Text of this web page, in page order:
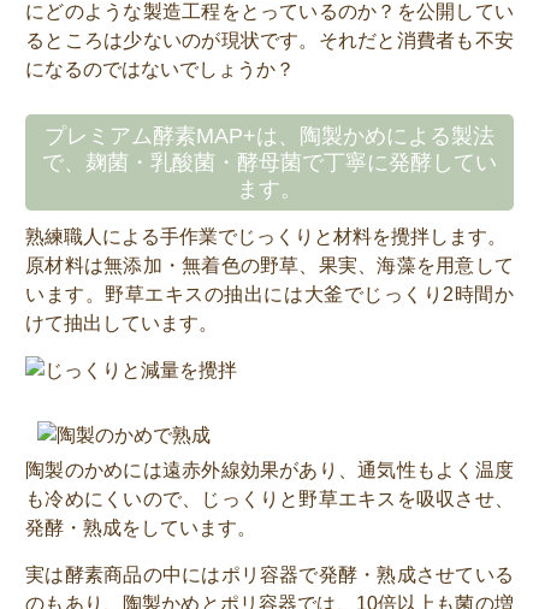
にどのような製造工程をとっているのか？を公開してい
るところは少ないのが現状です。それだと消費者も不安
になるのではないでしょうか？
プレミアム酵素MAP+は、陶製かめによる製法
で、麹菌・乳酸菌・酵母菌で丁寧に発酵してい
ます。
熟練職人による手作業でじっくりと材料を攪拌します。
原材料は無添加・無着色の野草、果実、海藻を用意して
います。野草エキスの抽出には大釜でじっくり2時間か
けて抽出しています。
陶製のかめには遠赤外線効果があり、通気性もよく温度
も冷めにくいので、じっくりと野草エキスを吸収させ、
発酵・熟成をしています。
実は酵素商品の中にはポリ容器で発酵・熟成させている
のもあり、陶製かめとポリ容器では、10倍以上も菌の増